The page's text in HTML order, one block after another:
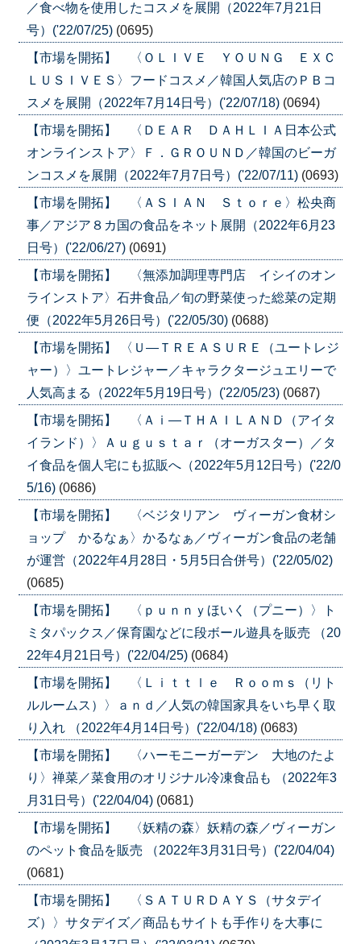
／食べ物を使用したコスメを展開（2022年7月21日
号）('22/07/25) (0695)
【市場を開拓】 〈ＯＬＩＶＥ ＹＯＵＮＧ ＥＸＣ
ＬＵＳＩＶＥＳ〉フードコスメ／韓国人気店のＰＢコ
スメを展開（2022年7月14日号）('22/07/18) (0694)
【市場を開拓】 〈ＤＥＡＲ ＤＡＨＬＩＡ日本公式
オンラインストア〉Ｆ．ＧＲＯＵＮＤ／韓国のビーガ
ンコスメを展開（2022年7月7日号）('22/07/11) (0693)
【市場を開拓】 〈ＡＳＩＡＮ Ｓｔｏｒｅ〉松央商
事／アジア８カ国の食品をネット展開（2022年6月23
日号）('22/06/27) (0691)
【市場を開拓】 〈無添加調理専門店 イシイのオン
ラインストア〉石井食品／旬の野菜使った総菜の定期
便（2022年5月26日号）('22/05/30) (0688)
【市場を開拓】 〈Ｕ―ＴＲＥＡＳＵＲＥ（ユートレジ
ャー）〉ユートレジャー／キャラクタージュエリーで
人気高まる（2022年5月19日号）('22/05/23) (0687)
【市場を開拓】 〈Ａｉ―ＴＨＡＩＬＡＮＤ（アイタ
イランド）〉Ａｕｇｕｓｔａｒ（オーガスター）／タ
イ食品を個人宅にも拡販へ（2022年5月12日号）('22/0
5/16) (0686)
【市場を開拓】 〈ベジタリアン ヴィーガン食材シ
ョップ かるなぁ〉かるなぁ／ヴィーガン食品の老舗
が運営（2022年4月28日・5月5日合併号）('22/05/02)
(0685)
【市場を開拓】 〈ｐｕｎｎｙほいく（プニー）〉ト
ミタパックス／保育園などに段ボール遊具を販売 （20
22年4月21日号）('22/04/25) (0684)
【市場を開拓】 〈Ｌｉｔｔｌｅ Ｒｏｏｍｓ（リト
ルルームス）〉ａｎｄ／人気の韓国家具をいち早く取
り入れ （2022年4月14日号）('22/04/18) (0683)
【市場を開拓】 〈ハーモニーガーデン 大地のたよ
り〉禅菜／菜食用のオリジナル冷凍食品も （2022年3
月31日号）('22/04/04) (0681)
【市場を開拓】 〈妖精の森〉妖精の森／ヴィーガン
のペット食品を販売 （2022年3月31日号）('22/04/04)
(0681)
【市場を開拓】 〈ＳＡＴＵＲＤＡＹＳ（サタデイ
ズ）〉サタデイズ／商品もサイトも手作りを大事に